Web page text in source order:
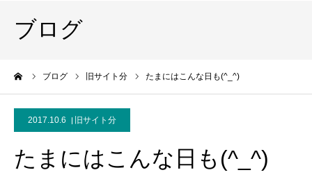
ブログ
ブログ 旧サイト分 たまにはこんな日も(^_^)
2017.10.6 旧サイト分
たまにはこんな日も(^_^)